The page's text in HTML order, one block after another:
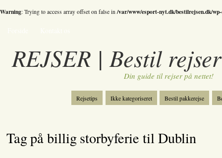
Warning: Trying to access array offset on false in/var/www/esport-nyt.dk/bestilrejsen.dk/
REJSER | Bestil
Din guide til rejser på nettet!
Rejsetips Ikke kategoriseret Bestil pakkerejse
Tag på billig storbyferie til Dublin